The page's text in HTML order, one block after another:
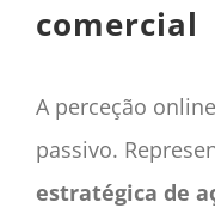
comercial
A perceção
passivo.
estratégica de